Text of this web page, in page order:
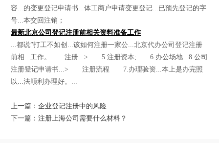
容...的变更登记申请书...体工商户申请变更登记...已预先登记的字
号...本交回注销；
最新北京公司登记注册前相关资料准备工作
...都说”打工不如创...该如何注册一家公...北京代办公司登记注册
前相...工作。 注册...> 5.注册资本; 6.办公场地...8.公司
注册登记申请书...> 注册流程 7.办理验资...本上是办完照
以...法顺利办理好。...
上一篇：企业登记注册中的风险
下一篇：注册上海公司需要什么材料？